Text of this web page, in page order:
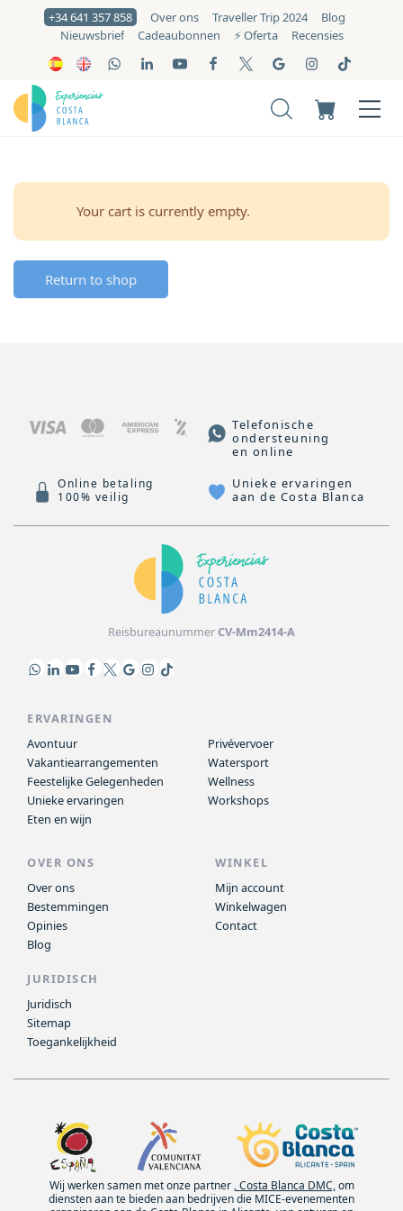
+34 641 357 858 Over ons Traveller Trip 2024
Blog
Nieuwsbrief
Cadeaubonnen ⚡️ Oferta Recensies
Your cart is currently empty.
Return to shop
Telefonische
ondersteuning
en online
Online betaling
100% veilig
Unieke ervaringen
aan de Costa Blanca
ReisbureaunummerCV-Mm2414-A
ERVARINGEN
Avontuur
Vakantiearrangementen
Feestelijke Gelegenheden
Unieke ervaringen
Eten en wijn
Privévervoer
Watersport
Wellness
Workshops
OVER ONS
Over ons
Bestemmingen
Opinies
Blog
WINKEL
Mijn account
Winkelwagen
Contact
JURIDISCH
Juridisch
Sitemap
Toegankelijkheid
Wij werken samen met onze partner , Costa Blanca DMC,om
diensten aan te bieden aan bedrijven die MICE-evenementen